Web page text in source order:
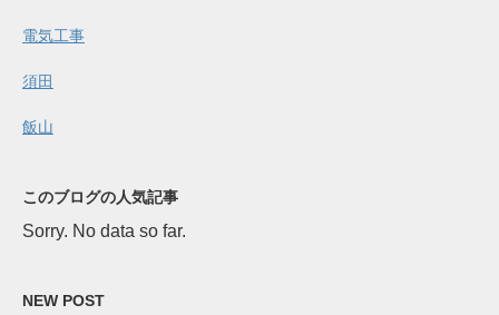
電気工事
須田
飯山
このブログの人気記事
Sorry. No data so far.
NEW POST